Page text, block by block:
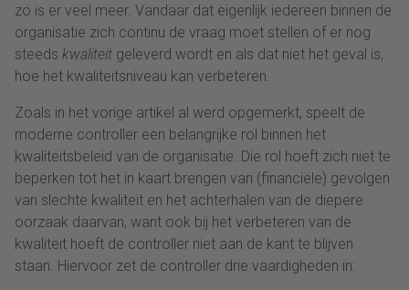
zo is er veel meer. Vandaar dat eigenlijk iedereen binnen de
organisatie zich continu de vraag moet stellen of er nog
steeds kwaliteit geleverd wordt en als dat niet het geval is,
hoe het kwaliteitsniveau kan verbeteren.
Zoals in het vorige artikel al werd opgemerkt, speelt de
moderne controller een belangrijke rol binnen het
kwaliteitsbeleid van de organisatie. Die rol hoeft zich niet te
beperken tot het in kaart brengen van (financiële) gevolgen
van slechte kwaliteit en het achterhalen van de diepere
oorzaak daarvan, want ook bij het verbeteren van de
kwaliteit hoeft de controller niet aan de kant te blijven
staan. Hiervoor zet de controller drie vaardigheden in: